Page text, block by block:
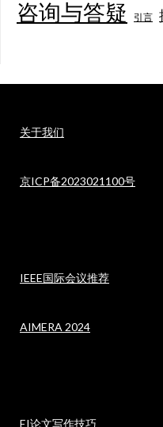
咨询与答疑 引言
关于我们
京ICP备2023021100号
IEEE国际会议推荐
AIMERA 2024
EI论文写作技巧